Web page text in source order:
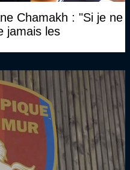
Chamakh : "Si je ne
jamais les